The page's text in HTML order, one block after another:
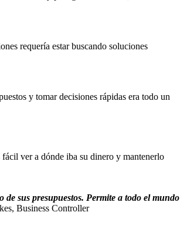
requería estar buscando soluciones
y tomar decisiones rápidas era todo un
ver a dónde iba su dinero y mantenerlo
sus presupuestos. Permite a todo el mundo
Business Controller